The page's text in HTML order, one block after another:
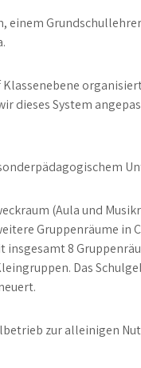
dieses System
(Aula und
Gruppenräume
8
Das
zur alleinigen